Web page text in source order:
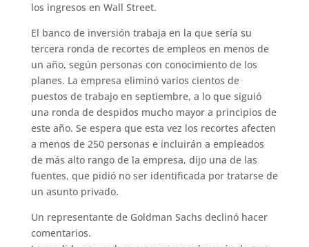
los ingresos en Wall Street.
El banco de inversión trabaja en la que sería su
tercera ronda de recortes de empleos en menos de
un año, según personas con conocimiento de los
planes. La empresa eliminó varios cientos de
puestos de trabajo en septiembre, a lo que siguió
una ronda de despidos mucho mayor a principios de
este año. Se espera que esta vez los recortes afecten
a menos de 250 personas e incluirán a empleados
de más alto rango de la empresa, dijo una de las
fuentes, que pidió no ser identificada por tratarse de
un asunto privado.
Un representante de Goldman Sachs declinó hacer
comentarios.